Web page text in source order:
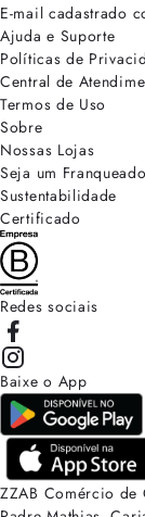
E-mail cadastrado
Ajuda e Suporte
Políticas de
Central de
Termos de Uso
Sobre
Nossas Lojas
Seja um Franqueado
Sustentabilidade
Certificado
Redes sociais
Baixe o App
ZZAB Comércio de